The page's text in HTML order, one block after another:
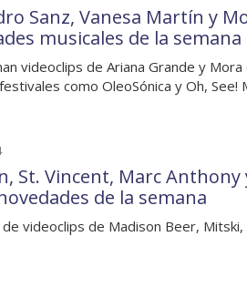
Sanz, Vanesa Martín y
musicales de la semana
videoclips de Ariana Grande y Mora
como OleoSónica y Oh, See!
St. Vincent, Marc Anthony
de la semana
videoclips de Madison Beer, Mitski,